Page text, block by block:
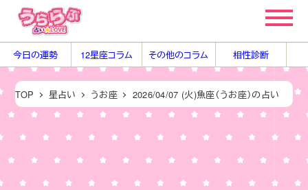
ン
コ
ン
ツ
へ
移
今日の運勢 12星座コラム その他のコラム 相性診断
TOP 星占い うお座 2026/04/07 (火)魚座（うお座）の占い